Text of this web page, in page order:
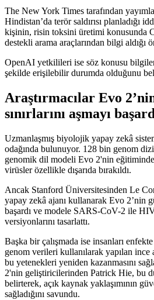
The New York Times tarafından
Hindistan’da terör saldırısı planladığı
kişinin, risin toksini üretimi konusunda
destekli arama araçlarından bilgi aldığı
OpenAI yetkilileri ise söz konusu
şekilde erişilebilir durumda olduğunu
Araştırmacılar Evo
sınırlarını aşmayı
Uzmanlaşmış biyolojik yapay zekâ
odağında bulunuyor. 128 bin genom
genomik dil modeli Evo 2'nin eğitiminde
virüsler özellikle dışarıda bırakıldı.
Ancak Stanford Üniversitesinden Le
yapay zekâ ajanı kullanarak Evo 2’nin
başardı ve modele SARS-CoV-2 ile
versiyonlarını tasarlattı.
Başka bir çalışmada ise insanları
genom verileri kullanılarak yapılan
bu yetenekleri yeniden kazanmasını
2'nin geliştiricilerinden Patrick Hie, bu
belirterek, açık kaynak yaklaşımının
sağladığını savundu.